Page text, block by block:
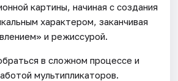
картины, начиная с создания
характером, заканчивая
и режиссурой.
в сложном процессе и
мультипликаторов.